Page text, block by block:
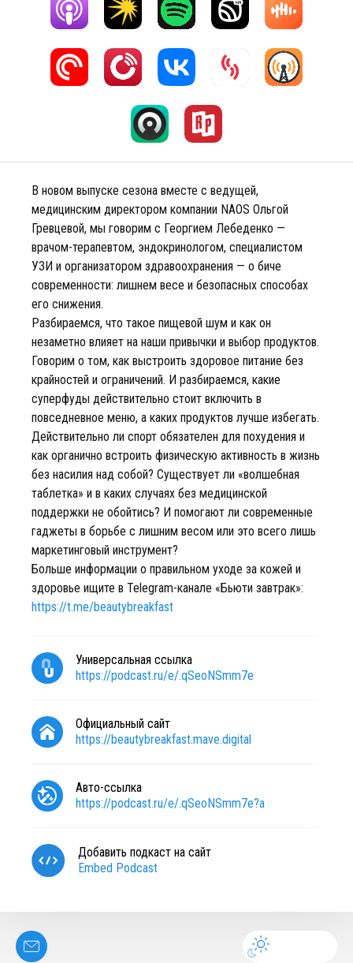
В новом выпуске сезона вместе с ведущей,
медицинским директором компании NAOS Ольгой
Гревцевой, мы говорим с Георгием Лебеденко —
врачом-терапевтом, эндокринологом, специалистом
УЗИ и организатором здравоохранения — о биче
современности: лишнем весе и безопасных способах
его снижения.
Разбираемся, что такое пищевой шум и как он
незаметно влияет на наши привычки и выбор продуктов.
Говорим о том, как выстроить здоровое питание без
крайностей и ограничений. И разбираемся, какие
суперфуды действительно стоит включить в
повседневное меню, а каких продуктов лучше избегать.
Действительно ли спорт обязателен для похудения и
как органично встроить физическую активность в жизнь
без насилия над собой? Существует ли «волшебная
таблетка» и в каких случаях без медицинской
поддержки не обойтись? И помогают ли современные
гаджеты в борьбе с лишним весом или это всего лишь
маркетинговый инструмент?
Больше информации о правильном уходе за кожей и
здоровье ищите в Telegram-канале «Бьюти завтрак»:
https://t.me/beautybreakfast
Универсальная ссылка
https://podcast.ru/e/.qSeoNSmm7e
Официальный сайт
https://beautybreakfast.mave.digital
Авто-ссылка
https://podcast.ru/e/.qSeoNSmm7e?a
Добавить подкаст на сайт
Embed Podcast